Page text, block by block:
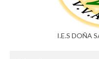
I.E.S DOÑA